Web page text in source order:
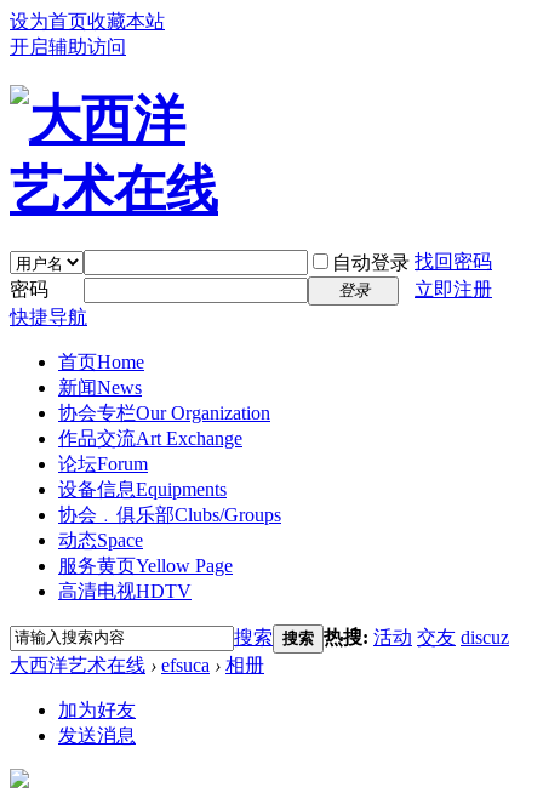
设为首页收藏本站
开启辅助访问
自动登录 找回密码
密码
登录
立即注册
快捷导航
首页Home
新闻News
协会专栏Our Organization
作品交流Art Exchange
论坛Forum
设备信息Equipments
协会﹒俱乐部Clubs/Groups
动态Space
服务黄页Yellow Page
高清电视HDTV
搜索 搜索 热搜: 活动 交友 discuz
大西洋艺术在线 › efsuca › 相册
加为好友
发送消息